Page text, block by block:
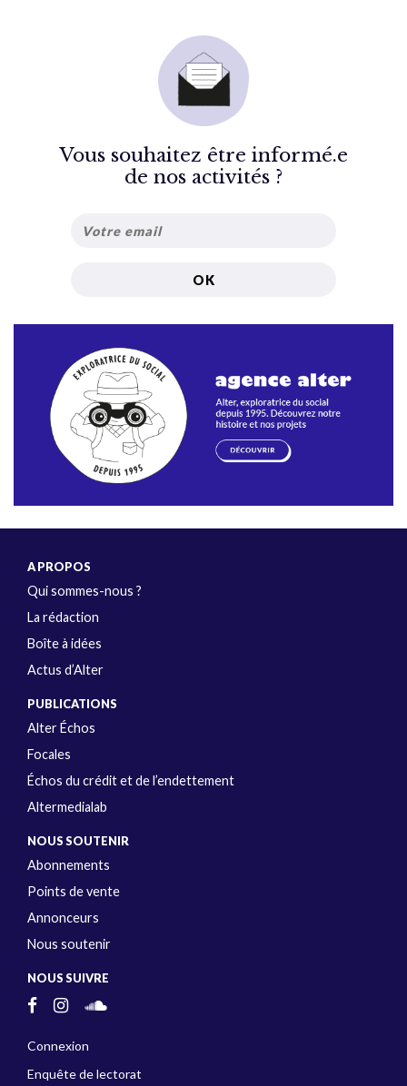
Vous souhaitez être informé.e
de nos activités ?
A PROPOS
Qui sommes-nous ?
La rédaction
Boîte à idées
Actus d’Alter
PUBLICATIONS
Alter Échos
Focales
Échos du crédit et de l’endettement
Altermedialab
NOUS SOUTENIR
Abonnements
Points de vente
Annonceurs
Nous soutenir
NOUS SUIVRE
Connexion
Enquête de lectorat